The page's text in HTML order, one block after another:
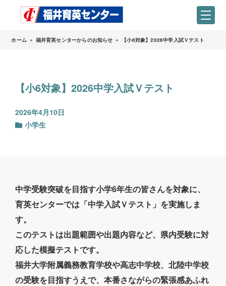
ホーム » 福井育英センターからのお知らせ » 【小6対象】2026中学入試Ｖテスト
【小6対象】2026中学入試Ｖテスト
2026年4月10日
小学生
中学受験突破を目指す小学6年生の皆さんを対象に、
育英センターでは「中学入試Ｖテスト」を実施しま
す。
このテストは出題範囲や出題内容など、県内受験に対
応した模擬テストです。
福井大学附属義務教育学校や高志中学校、北陸中学校
の受験を目指すうえで、本番さながらの緊張感あふれ